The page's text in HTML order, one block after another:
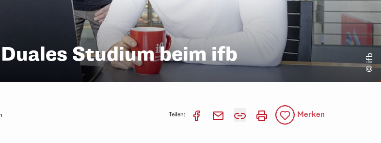
Studium beim ifb © ifb
Teilen: Merken